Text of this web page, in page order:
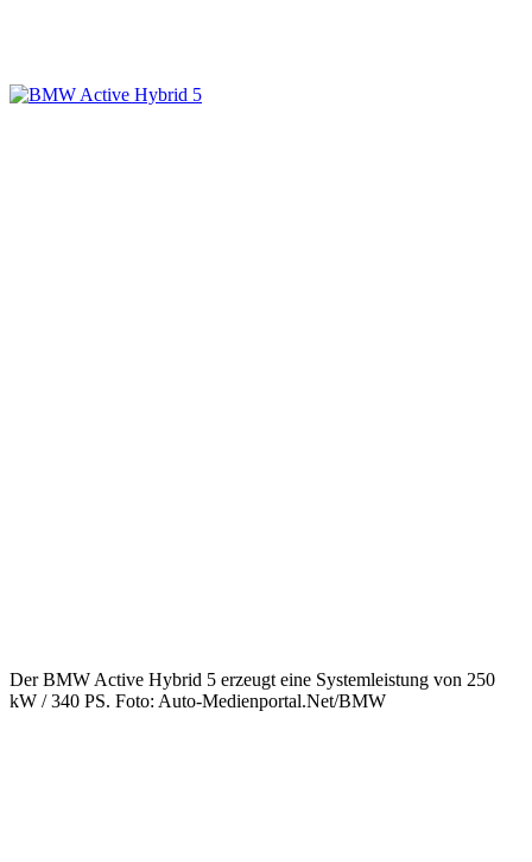
Der BMW Active Hybrid 5 erzeugt eine Systemleistung von 250
kW / 340 PS. Foto: Auto-Medienportal.Net/BMW